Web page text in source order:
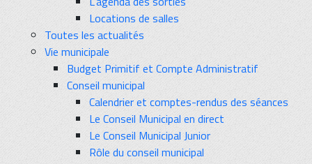
Locations de salles
Toutes les actualités
Vie municipale
Budget Primitif et Compte Administratif
Conseil municipal
Calendrier et comptes-rendus des séances
Le Conseil Municipal en direct
Le Conseil Municipal Junior
Rôle du conseil municipal